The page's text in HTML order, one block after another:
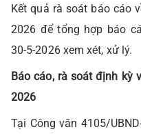
Kết quả rà soát báo cáo
2026 để tổng hợp báo
30-5-2026 xem xét, xử lý.
Báo cáo, rà soát định kỳ
2026
Tại Công văn 4105/